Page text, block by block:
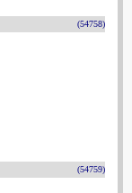
(54758)
(54759)